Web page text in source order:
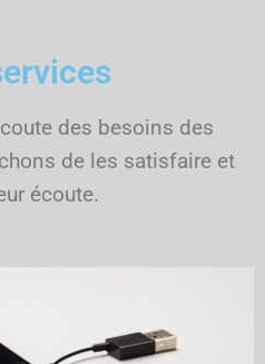
des besoins des
de les satisfaire et
écoute.